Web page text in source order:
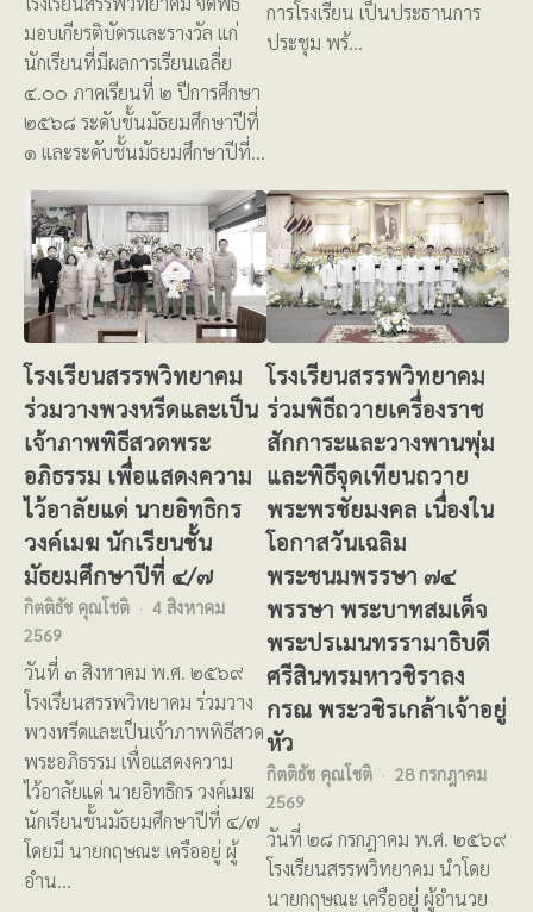
มอบเกียรติบัตรและรางวัล แก่
นักเรียนที่มีผลการเรียนเฉลี่ย
๔.๐๐ ภาคเรียนที่ ๒ ปีการศึกษา
๒๕๖๘ ระดับชั้นมัธยมศึกษาปีที่
๑ และระดับชั้นมัธยมศึกษาปีที่…
การโรงเรียน เป็นประธานการ
ประชุม พร้…
โรงเรียนสรรพวิทยาคม
ร่วมวางพวงหรีดและเป็น
เจ้าภาพพิธีสวดพระ
อภิธรรม เพื่อแสดงความ
ไว้อาลัยแด่ นายอิทธิกร
วงค์เมฆ นักเรียนชั้น
มัธยมศึกษาปีที่ ๔/๗
กิตติธัช คุณโชติ
4 สิงหาคม
2569
วันที่ ๓ สิงหาคม พ.ศ. ๒๕๖๙
โรงเรียนสรรพวิทยาคม ร่วมวาง
พวงหรีดและเป็นเจ้าภาพพิธีสวด
พระอภิธรรม เพื่อแสดงความ
ไว้อาลัยแด่ นายอิทธิกร วงค์เมฆ
นักเรียนชั้นมัธยมศึกษาปีที่ ๔/๗
โดยมี นายกฤษณะ เครืออยู่ ผู้
อำน…
โรงเรียนสรรพวิทยาคม
ร่วมพิธีถวายเครื่องราช
สักการะและวางพานพุ่ม
และพิธีจุดเทียนถวาย
พระพรชัยมงคล เนื่องใน
โอกาสวันเฉลิม
พระชนมพรรษา ๗๔
พรรษา พระบาทสมเด็จ
พระปรเมนทรรามาธิบดี
ศรีสินทรมหาวชิราลง
กรณ พระวชิรเกล้าเจ้าอยู่
หัว
กิตติธัช คุณโชติ
28 กรกฎาคม
2569
วันที่ ๒๘ กรกฎาคม พ.ศ. ๒๕๖๙
โรงเรียนสรรพวิทยาคม นำโดย
นายกฤษณะ เครืออยู่ ผู้อำนวย